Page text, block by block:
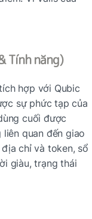
Tính năng)
hợp với Qubic
sự phức tạp của
cuối được
quan đến giao
chỉ và token, sổ
giàu, trạng thái